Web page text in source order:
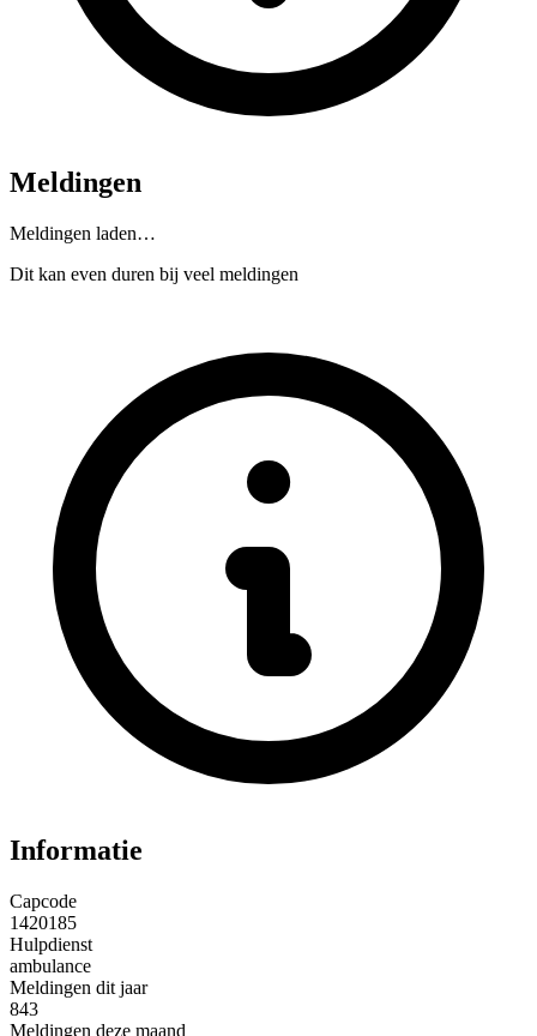
Meldingen
Meldingen laden…
Dit kan even duren bij veel meldingen
Informatie
Capcode
1420185
Hulpdienst
ambulance
Meldingen dit jaar
843
Meldingen deze maand